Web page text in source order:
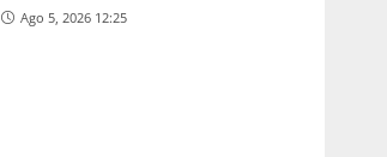
Ago 5, 2026 12:25